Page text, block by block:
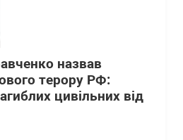
назвав
терору РФ:
цивільних від